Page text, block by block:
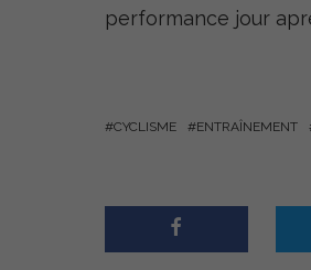
performance jour
CYCLISME ENTRAÎNEMENT